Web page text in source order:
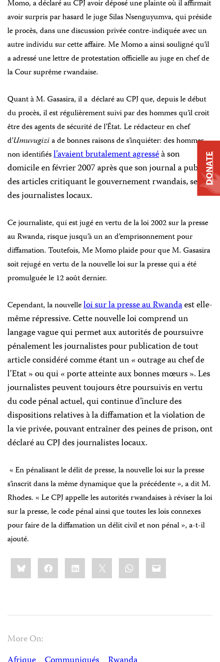
Momo, a déclaré au CPJ avoir déposé une plainte où il affirmait
avoir surpris par hasard le juge Silas Nsenguyumva, qui préside
le procès, dans une discussion privée contre-indiquée avec un
autre individu sur cette affaire. Me Momo a ainsi souligné qu’il
a adressé une lettre de protestation officielle au juge en chef de
la Cour suprême rwandaise.
Quant à M. Gasasira, il a déclaré au CPJ que, depuis le début
du procès, il est régulièrement suivi par des hommes qu’il croit
être des agents de sécurité de l’État. Le rédacteur en chef
d’Umuvugizia de bonnes raisons de s’inquiéter: des hommes
non identifiésl’avaient brutalement agresséà son
domicile en février 2007 après que son journal a publié
des articles critiquant le gouvernement rwandais, selon
des journalistes locaux.
Ce journaliste, qui est jugé en vertu de la loi 2002 sur la presse
au Rwanda, risque jusqu’à un an d’emprisonnement pour
diffamation. Toutefois, Me Momo plaide pour que M. Gasasira
soit rejugé en vertu de la nouvelle loi sur la presse qui a été
promulguée le 12 août dernier.
Cependant, la nouvelleloi sur la presse au Rwandaest elle-
même répressive. Cette nouvelle loi comprend un
langage vague qui permet aux autorités de poursuivre
pénalement les journalistes pour publication de tout
article considéré comme étant un « outrage au chef de
l’Etat » ou qui « porte atteinte aux bonnes mœurs ». Les
journalistes peuvent toujours être poursuivis en vertu
du code pénal actuel, qui continue d’inclure des
dispositions relatives à la diffamation et la violation de
la vie privée, pouvant entraîner des peines de prison, ont
déclaré au CPJ des journalistes locaux.
« En pénalisant le délit de presse, la nouvelle loi sur la presse
s’inscrit dans la même dynamique que la précédente », a dit M.
Rhodes. « Le CPJ appelle les autorités rwandaises à réviser la loi
sur la presse, le code pénal ainsi que toutes les lois connexes
pour faire de la diffamation un délit civil et non pénal », a-t-il
ajouté.
Share
this:BlueskyFacebookLinkedIn WhatsApp
Email
More On:
DONATE